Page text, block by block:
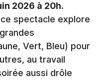
2026 à 20h.
spectacle explore
Vert, Bleu) pour
au travail
aussi drôle